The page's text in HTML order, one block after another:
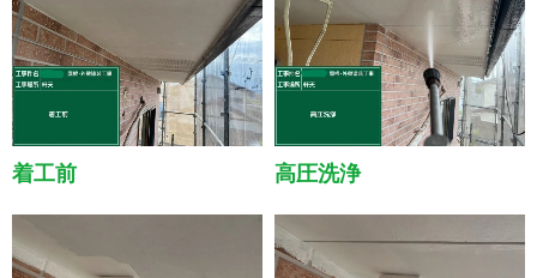
着工前 高圧洗浄